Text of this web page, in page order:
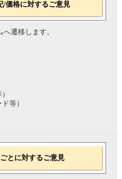
/価格に対するご意見
へ遷移します。
等）
とに対するご意見